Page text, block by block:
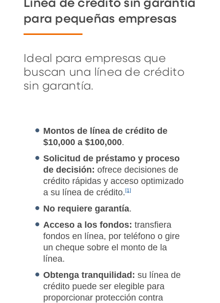
Línea de crédito sin garantía
para pequeñas empresas
Ideal para empresas que
buscan una línea de crédito
sin garantía.
Montos de línea de crédito de
$10,000 a $100,000.
Solicitud de préstamo y proceso
de decisión: ofrece decisiones de
crédito rápidas y acceso optimizado
a su línea de crédito.[1]
No requiere garantía.
Acceso a los fondos: transfiera
fondos en línea, por teléfono o gire
un cheque sobre el monto de la
línea.
Obtenga tranquilidad: su línea de
crédito puede ser elegible para
proporcionar protección contra